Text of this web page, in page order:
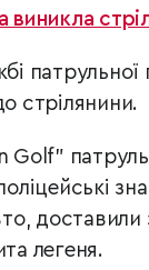
виникла
патрульної
стрілянини.
Golf"
легеня.